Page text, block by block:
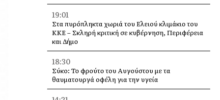
19:01
Στα πυρόπληκτα χωριά του Ελειού κλιμάκιο του
ΚΚΕ – Σκληρή κριτική σε κυβέρνηση, Περιφέρεια
και Δήμο
18:30
Σύκο: Το φρούτο του Αυγούστου με τα
θαυματουργά οφέλη για την υγεία